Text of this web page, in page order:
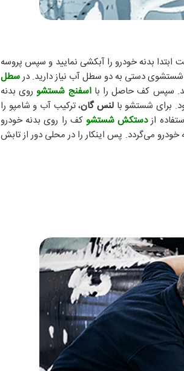
بدنه خودرو را آبکشی نمایید و سپس پروسه
شستشوی دستی به دو سطل آب نیاز دارید. درسطل
سپس کف حاصل را بااسفنج شستشوروی بدنه
برای شستشو با لنس گان، ترکیب آب و شامپو را
ازدستکش شستشو کف را روی بدنه خودرو
می‌گردد. پس اینکار را در محلی دور از تابش